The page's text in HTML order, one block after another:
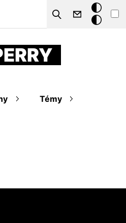
Search
Tmavý
režim
Témy